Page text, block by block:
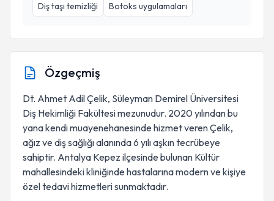
Diş taşı temizliği
Botoks uygulamaları
Özgeçmiş
Dt. Ahmet Adil Çelik, Süleyman Demirel Üniversitesi
Diş Hekimliği Fakültesi mezunudur. 2020 yılından bu
yana kendi muayenehanesinde hizmet veren Çelik,
ağız ve diş sağlığı alanında 6 yılı aşkın tecrübeye
sahiptir. Antalya Kepez ilçesinde bulunan Kültür
mahallesindeki kliniğinde hastalarına modern ve kişiye
özel tedavi hizmetleri sunmaktadır.